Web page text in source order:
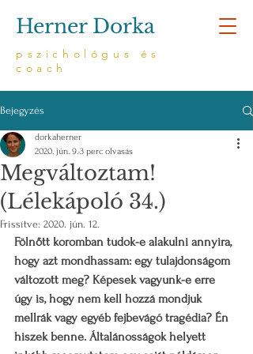
Herner Dorka
pszichológus és
coach
Bejegyzés
Megváltoztam!
(Lélekápoló 34.)
dorkaherner
2020. jún. 9.3 perc olvasás
Frissítve: 2020. jún. 12.
Fölnőtt koromban tudok-e alakulni annyira,
hogy azt mondhassam: egy tulajdonságom
változott meg? Képesek vagyunk-e erre
úgy is, hogy nem kell hozzá mondjuk
mellrák vagy egyéb fejbevágó tragédia? Én
hiszek benne. Általánosságok helyett